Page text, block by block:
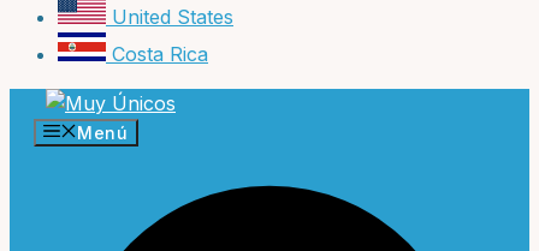
United States
Costa Rica
Menú